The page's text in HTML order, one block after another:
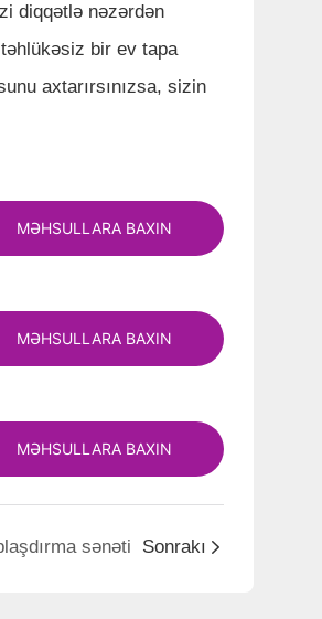
diqqətlə nəzərdən
bir ev tapa
axtarırsınızsa, sizin
MƏHSULLARA BAXIN
MƏHSULLARA BAXIN
MƏHSULLARA BAXIN
sənəti Sonrakı